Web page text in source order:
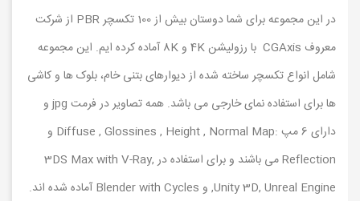
در این مجموعه برای شما دوستان بیش از 100 تکسچر PBR از شرکت
معروف CGAxis با رزولیشن 4K و 8K آماده کرده ایم. این مجموعه
شامل انواع تکسچر ساخته شده از دیوارهای بتنی خام، بلوک ها و کاشی
ها برای استفاده نمای خارجی می باشد. همه تصاویر در فرمت jpg و
دارای 6 مپ :Diffuse , Glossines , Height , Normal Map و
Reflection می باشند و برای استفاده در 3DS Max with V-Ray,
Unity 3D, Unreal Engine, و Blender with Cycles آماده شده اند.